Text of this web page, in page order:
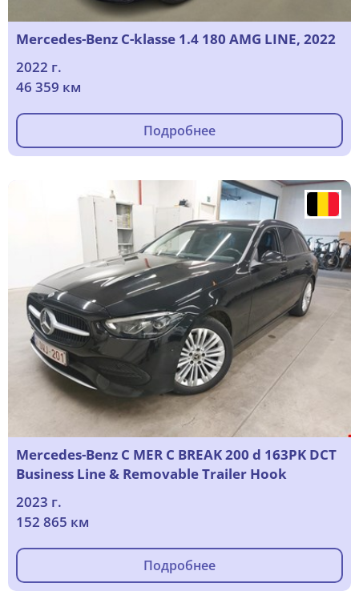
Mercedes-Benz C-klasse 1.4 180 AMG LINE, 2022
2022 г.
46 359 км
Подробнее
Mercedes-Benz C MER C BREAK 200 d 163PK DCT
Business Line & Removable Trailer Hook
2023 г.
152 865 км
Подробнее